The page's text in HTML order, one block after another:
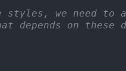
styles, we need to
depends on these